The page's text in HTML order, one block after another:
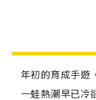
年初的育成手遊
一蛙熱潮早已冷